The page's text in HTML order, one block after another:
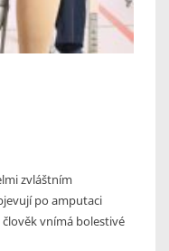
zvláštním
po amputaci
vnímá bolestivé